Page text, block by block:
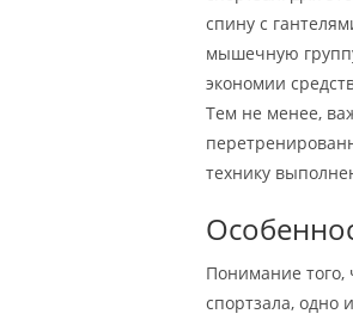
спину с
мышечную
экономии
Тем не менее,
технику
Понимание
спортзала, одно